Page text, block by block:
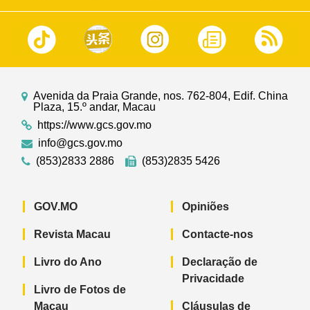
Avenida da Praia Grande, nos. 762-804, Edif. China
Plaza, 15.º andar, Macau
https://www.gcs.gov.mo
info@gcs.gov.mo
(853)2833 2886
(853)2835 5426
GOV.MO
Revista Macau
Livro do Ano
Livro de Fotos de
Macau
Opiniões
Contacte-nos
Declaração de
Privacidade
Cláusulas de